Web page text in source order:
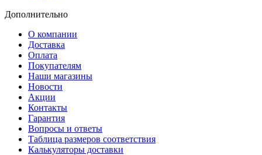
Дополнительно
О компании
Доставка
Оплата
Покупателям
Наши магазины
Новости
Акции
Контакты
Гарантия
Вопросы и ответы
Таблица размеров соответствия
Калькуляторы доставки